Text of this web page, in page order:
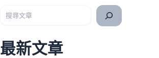
最新文章